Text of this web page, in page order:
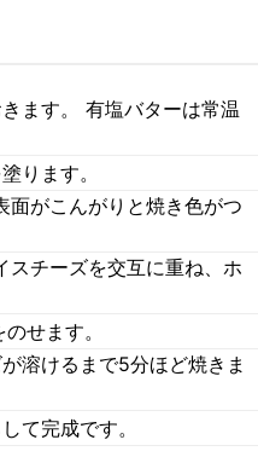
ます。 有塩バターは常温
ります。
面がこんがりと焼き色がつ
スチーズを交互に重ね、ホ
せます。
溶けるまで5分ほど焼きま
て完成です。